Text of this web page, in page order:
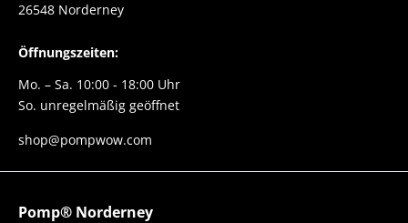
26548 Norderney
Öffnungszeiten:
Mo. – Sa. 10:00 - 18:00 Uhr
So. unregelmäßig geöffnet
shop@pompwow.com
Pomp® Norderney